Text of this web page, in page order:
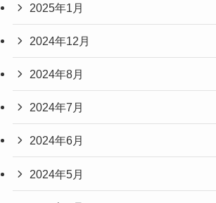
2025年1月
2024年12月
2024年8月
2024年7月
2024年6月
2024年5月